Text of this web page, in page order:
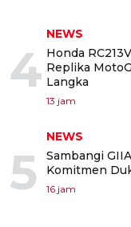
4
NEWS
Honda
Replika
Langka
13 jam
5
NEWS
Sambangi
Komitmen
16 jam